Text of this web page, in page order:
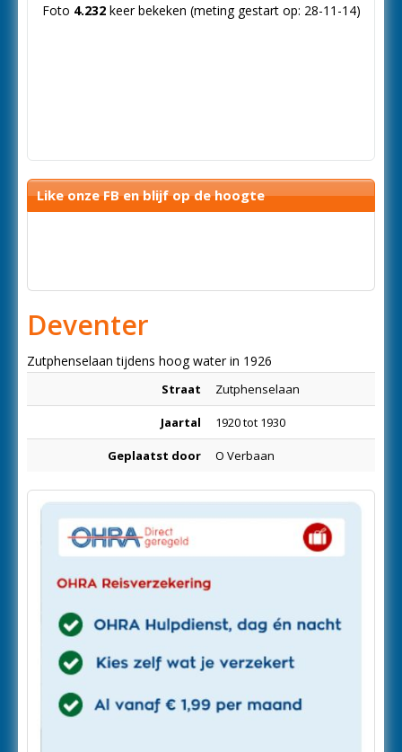
Foto 4.232keer bekeken (meting gestart op: 28-11-14)
Like onze FB en blijf op de hoogte
Deventer
Zutphenselaan tijdens hoog water in 1926
Straat Zutphenselaan
Jaartal 1920 tot 1930
Geplaatst door O Verbaan